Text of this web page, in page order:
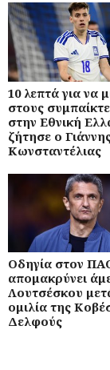
10 λεπτά για να
στους
στην Εθνική
ζήτησε ο
Κωνσταντέλιας
Οδηγία στον
απομακρύνει
Λουτσέσκου
ομιλία της
Δελφούς